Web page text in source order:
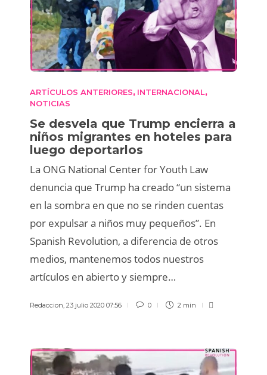
ARTÍCULOS ANTERIORES, INTERNACIONAL,
NOTICIAS
Se desvela que Trump encierra a
niños migrantes en hoteles para
luego deportarlos
La ONG National Center for Youth Law
denuncia que Trump ha creado “un sistema
en la sombra en que no se rinden cuentas
por expulsar a niños muy pequeños”. En
Spanish Revolution, a diferencia de otros
medios, mantenemos todos nuestros
artículos en abierto y siempre…
Redaccion 23 julio 2020 07:56 0 2 min